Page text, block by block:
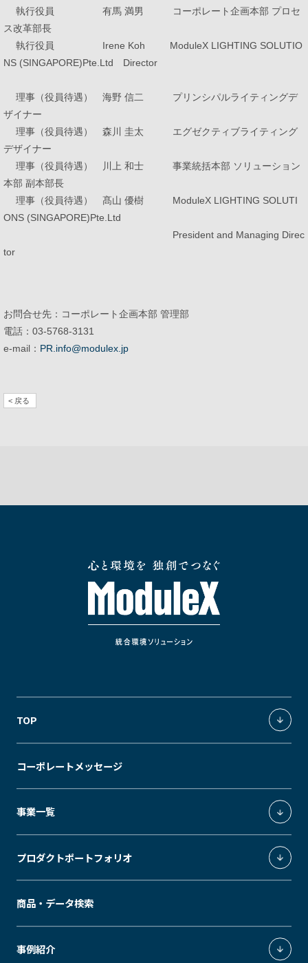
執行役員 有馬 満男 コーポレート企画本部 プロセ
ス改革部長
執行役員 Irene Koh ModuleX LIGHTING SOLUTIO
NS (SINGAPORE)Pte.Ltd Director
理事（役員待遇） 海野 信二 プリンシパルライティングデ
ザイナー
理事（役員待遇） 森川 圭太 エグゼクティブライティング
デザイナー
理事（役員待遇） 川上 和士 事業統括本部 ソリューション
本部 副本部長
理事（役員待遇） 髙山 優樹 ModuleX LIGHTING SOLUTI
ONS (SINGAPORE)Pte.Ltd
President and Managing Direc
tor
お問合せ先：コーポレート企画本部 管理部
電話：03-5768-3131
e-mail： PR.info@modulex.jp
< 戻る
TOP
コーポレートメッセージ
事業一覧
プロダクトポートフォリオ
商品・データ検索
事例紹介